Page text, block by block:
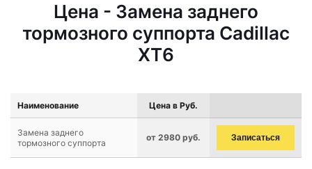
Цена - Замена заднего
тормозного суппорта Cadillac
XT6
Наименование Цена в Руб.
Замена заднего
тормозного суппорта
от 2980 руб. Записаться